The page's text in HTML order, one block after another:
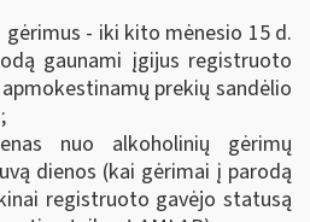
gėrimus - iki kito mėnesio 15 d.
gaunami įgijus registruoto
prekių sandėlio
nuo alkoholinių gėrimų
dienos (kai gėrimai į parodą
registruoto gavėjo statusą